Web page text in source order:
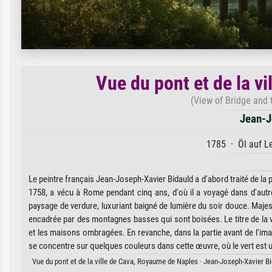
Vue du pont et de la
(View of Bridge and
Jean-
1785 · Öl auf
Le peintre français Jean-Joseph-Xavier Bidauld a d'abord traité de
1758, a vécu à Rome pendant cinq ans, d'où il a voyagé dans
paysage de verdure, luxuriant baigné de lumière du soir douce.
encadrée par des montagnes basses qui sont boisées. Le titre de
et les maisons ombragées. En revanche, dans la partie avant de
se concentre sur quelques couleurs dans cette œuvre, où le vert est
Vue du pont et de la ville de Cava, Royaume de Naples · Jean-Joseph-